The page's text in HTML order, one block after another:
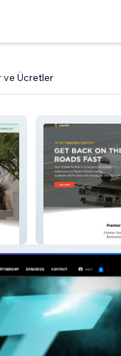
ve Ücretler
Fastest Towing